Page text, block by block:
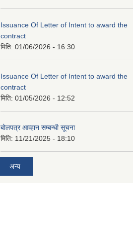
Issuance Of Letter of Intent to award the
contract
मिति: 01/06/2026 - 16:30
Issuance Of Letter of Intent to award the
contract
मिति: 01/05/2026 - 12:52
बोलपत्र आव्हान सम्बन्धी सूचना
मिति: 11/21/2025 - 18:10
अन्य